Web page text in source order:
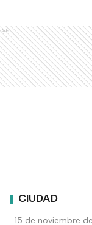
Ads
CIUDAD
15 de noviembre